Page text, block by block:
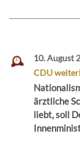
10. August
CDU
ärztliche
liebt, soll